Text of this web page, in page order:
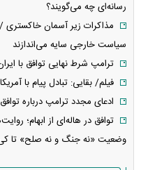
رسانه‌ای چه می‌گویند؟
مذاکرات زیر آسمان
سیاست خارجی سایه می‌اندازند
ترامپ شرط نهایی توافق با
فیلم/ بقایی: تبادل پیام با
ادعای مجدد ترامپ درباره
توافق در هاله‌ای از ابهام؛
وضعیت «نه جنگ و نه صلح» تا کی